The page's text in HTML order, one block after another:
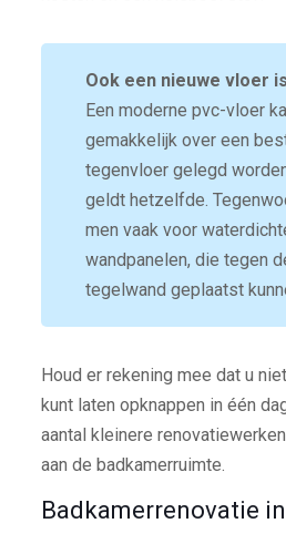
Ook een nieuwe vloer
Een moderne pvc-vloer
gemakkelijk over een
tegenvloer gelegd
geldt hetzelfde.
men vaak voor
wandpanelen, die tegen
tegelwand geplaatst
Houd er rekening mee dat u
kunt laten opknappen in één
aantal kleinere
aan de badkamerruimte.
Badkamerrenovatie